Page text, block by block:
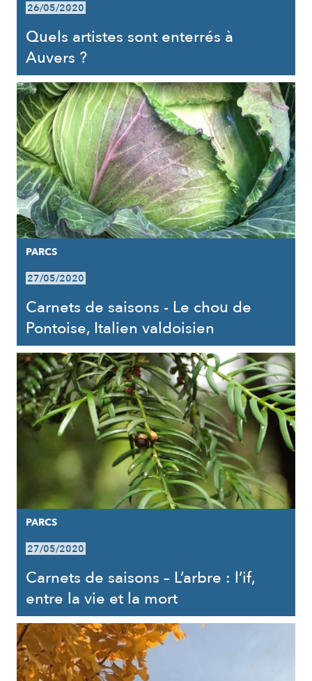
26/05/2020
Quels artistes sont enterrés à
Auvers ?
PARCS
27/05/2020
Carnets de saisons - Le chou de
Pontoise, Italien valdoisien
PARCS
27/05/2020
Carnets de saisons – L’arbre : l’if,
entre la vie et la mort